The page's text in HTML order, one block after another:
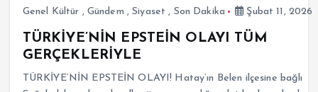
Genel Kültür , Gündem ,Siyaset , Son Dakika Şubat 11, 2026
TÜRKİYE’NİN EPSTEİN OLAYI TÜM
GERÇEKLERİYLE
TÜRKİYE’NİN EPSTEİN OLAYI! Hatay’ın Belen ilçesine bağlı